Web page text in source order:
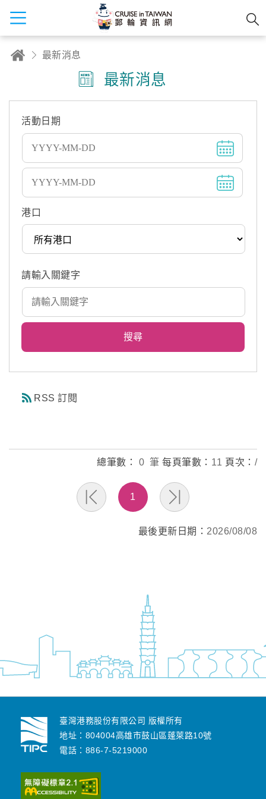
最新消息
最新消息
活動日期
港口
請輸入關鍵字
RSS 訂閱
總筆數： 0 筆 每頁筆數： 11 頁次： /
1
最後更新日期： 2026/08/08
臺灣港務股份有限公司 版權所有
地址：804004高雄市鼓山區蓬萊路10號
電話：886-7-5219000